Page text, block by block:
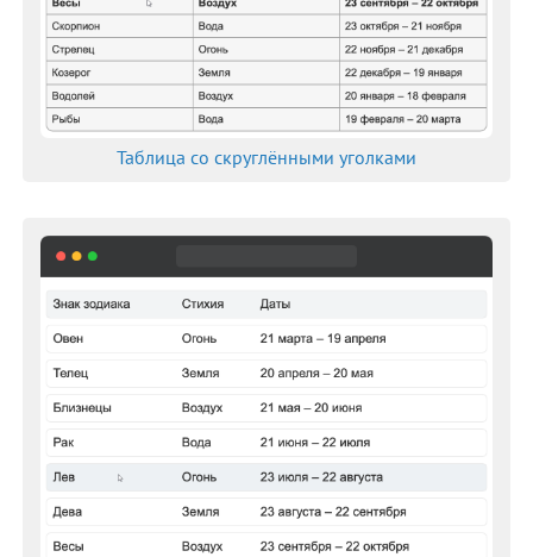
Таблица со скруглёнными уголками
border-collapse
border-color
border-end-end-radius
border-end-start-radius
border-image
border-image-outset
border-inline
border-inline-end-color
border-inline-end-style
border-inline-end-width
border-inline-start
border-inline-start-color
border-inline-start-style
border-inline-start-width